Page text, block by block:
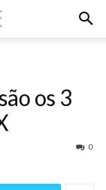
os 3
0